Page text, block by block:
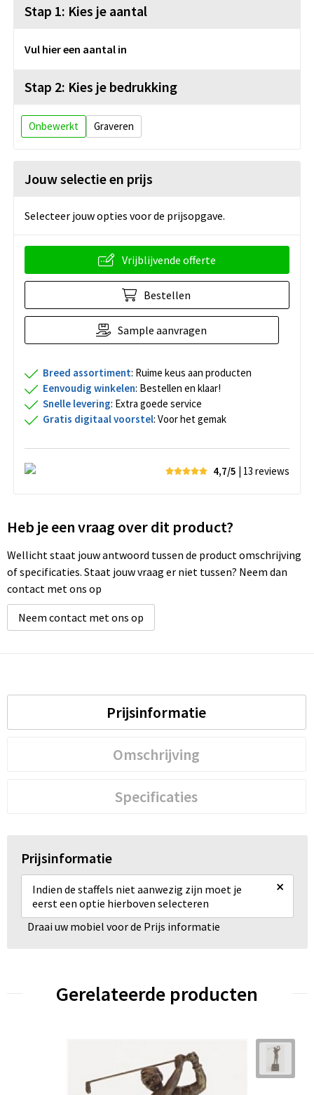
Stap 1: Kies je aantal
Vul hier een aantal in
Stap 2: Kies je bedrukking
Onbewerkt Graveren
Jouw selectie en prijs
Selecteer jouw opties voor de prijsopgave.
Vrijblijvende offerte
Bestellen
Sample aanvragen
Breed assortiment: Ruime keus aan producten
Eenvoudig winkelen: Bestellen en klaar!
Snelle levering: Extra goede service
Gratis digitaal voorstel: Voor het gemak
4,7/5 | 13 reviews
Heb je een vraag over dit product?
Wellicht staat jouw antwoord tussen de product omschrijving
of specificaties. Staat jouw vraag er niet tussen? Neem dan
contact met ons op
Neem contact met ons op
Prijsinformatie
Omschrijving
Specificaties
Prijsinformatie
Indien de staffels niet aanwezig zijn moet je
eerst een optie hierboven selecteren
×
Draai uw mobiel voor de Prijs informatie
Gerelateerde producten